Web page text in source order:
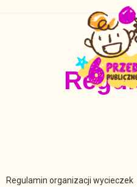
Regulamin organizacji wycieczek